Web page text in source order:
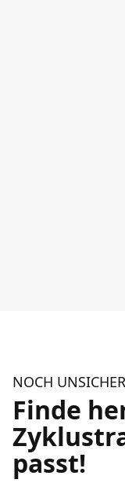
NOCH
Finde
passt!